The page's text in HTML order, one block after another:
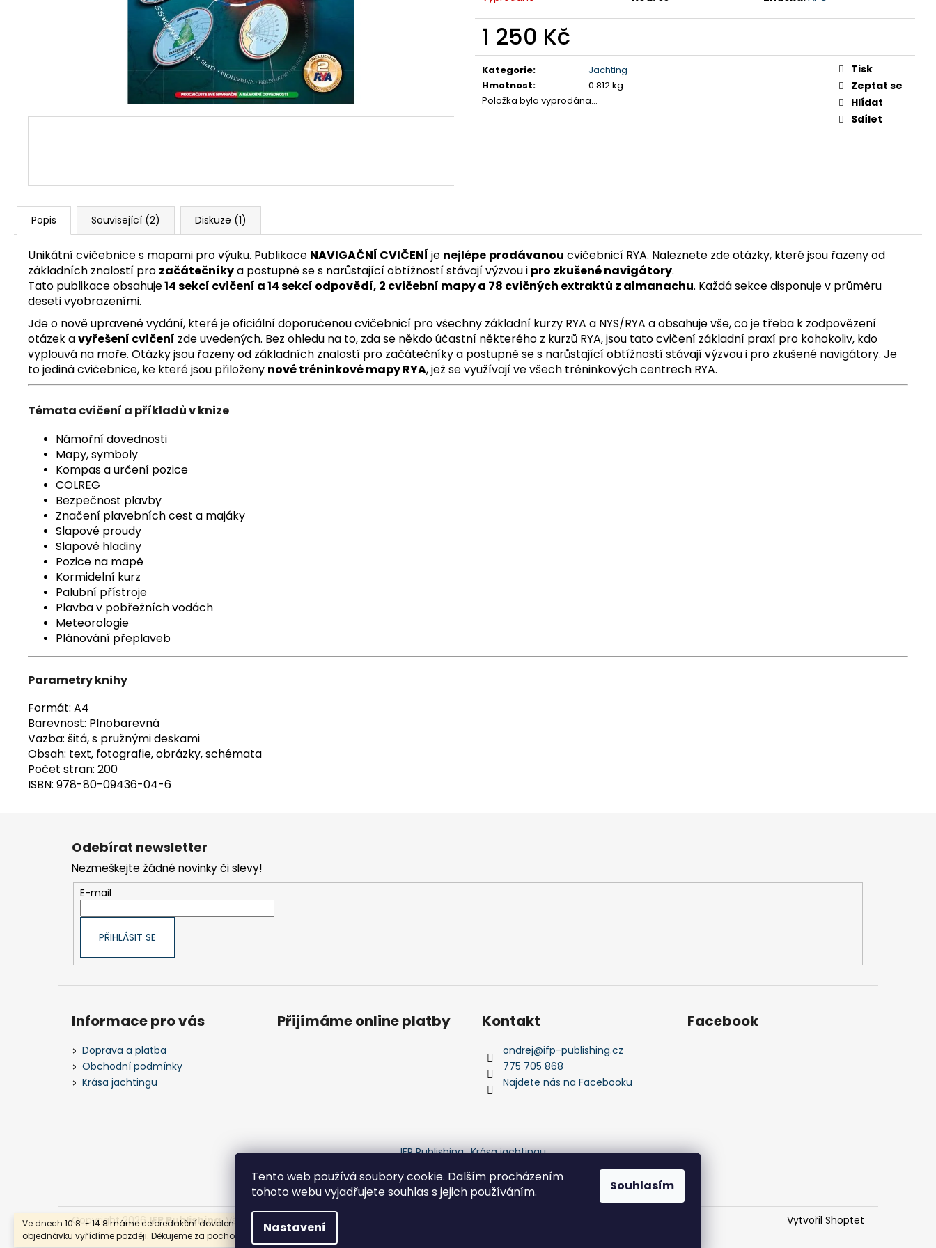
Tento web používá soubory cookie. Dalším procházením
tohoto webu vyjadřujete souhlas s jejich používáním.
Nastavení
Souhlasím
Ve dnech 10.8. - 14.8 máme celoredakční dovolenou a Vaši
objednávku vyřídíme později. Děkujeme za pochopení!
1 250 Kč
Měrná
cena:
Kategorie:
Jachting
Hmotnost:
0.812 kg
Položka byla vyprodána…
Tisk
Zeptat se
Hlídat
Sdílet
Popis Související (2) Diskuze (1)
Unikátní cvičebnice s mapami pro výuku. Publikace NAVIGAČNÍ CVIČENÍ je nejlépe prodávanou cvičebnicí RYA. Naleznete zde otázky, které jsou řazeny od
základních znalostí pro začátečníkya postupně se s narůstající obtížností stávají výzvou i pro zkušené navigátory.
Tato publikace obsahuje14 sekcí cvičení a 14 sekcí odpovědí, 2 cvičební mapy a 78 cvičných extraktů z almanachu. Každá sekce disponuje v průměru
deseti vyobrazeními.
Jde o nově upravené vydání, které je oficiální doporučenou cvičebnicí pro všechny základní kurzy RYA a NYS/RYA a obsahuje vše, co je třeba k zodpovězení
otázek avyřešení cvičení zde uvedených. Bez ohledu na to, zda se někdo účastní některého z kurzů RYA, jsou tato cvičení základní praxí pro kohokoliv, kdo
vyplouvá na moře. Otázky jsou řazeny od základních znalostí pro začátečníky a postupně se s narůstající obtížností stávají výzvou i pro zkušené navigátory. Je
to jediná cvičebnice, ke které jsou přiloženy nové tréninkové mapy RYA, jež se využívají ve všech tréninkových centrech RYA.
Témata cvičení a příkladů v knize
Námořní dovednosti
Mapy, symboly
Kompas a určení pozice
COLREG
Bezpečnost plavby
Značení plavebních cest a majáky
Slapové proudy
Slapové hladiny
Pozice na mapě
Kormidelní kurz
Palubní přístroje
Plavba v pobřežních vodách
Meteorologie
Plánování přeplaveb
Parametry knihy
Formát: A4
Barevnost: Plnobarevná
Vazba: šitá, s pružnými deskami
Obsah: text, fotografie, obrázky, schémata
Počet stran: 200
ISBN: 978-80-09436-04-6
Z
Odebírat newsletter
Nezmeškejte žádné novinky či slevy!
E-mail
PŘIHLÁSIT SE
Informace pro vás
Doprava a platba
Obchodní podmínky
Krása jachtingu
Přijímáme online platby Kontakt
ondrej@ifp-publishing.cz
775 705 868
Najdete nás na Facebooku
Facebook
IFP Publishing Krása jachtingu
Vytvořil Shoptet
Copyright 2026IFP Publishing. Všechna práva vyhrazena.